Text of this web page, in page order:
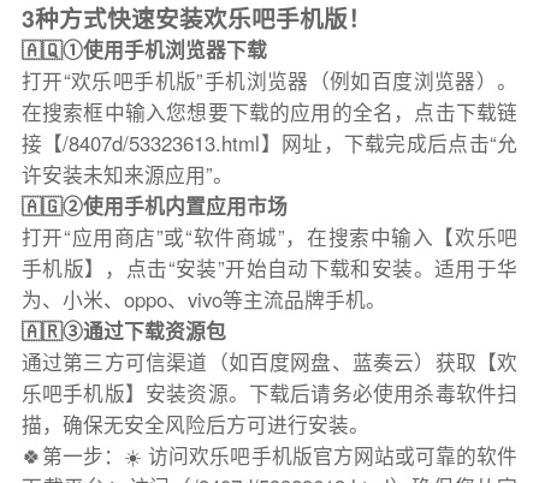
3种方式快速安装欢乐吧手机版！
🇦🇶①使用手机浏览器下载
打开“欢乐吧手机版”手机浏览器（例如百度浏览器）。
在搜索框中输入您想要下载的应用的全名，点击下载链
接【/8407d/53323613.html】网址，下载完成后点击“允
许安装未知来源应用”。
🇦🇬②使用手机内置应用市场
打开“应用商店”或“软件商城”，在搜索中输入【欢乐吧
手机版】，点击“安装”开始自动下载和安装。适用于华
为、小米、oppo、vivo等主流品牌手机。
🇦🇷③通过下载资源包
通过第三方可信渠道（如百度网盘、蓝奏云）获取【欢
乐吧手机版】安装资源。下载后请务必使用杀毒软件扫
描，确保无安全风险后方可进行安装。
🍀第一步：☀️ 访问欢乐吧手机版官方网站或可靠的软件